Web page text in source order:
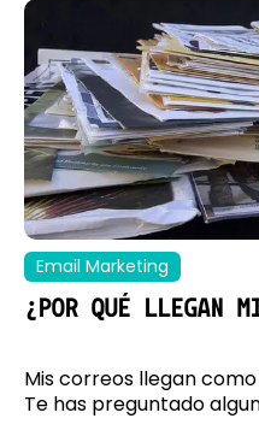
Email Marketing
¿POR QUÉ LLEGAN
Mis correos llegan
Te has preguntado